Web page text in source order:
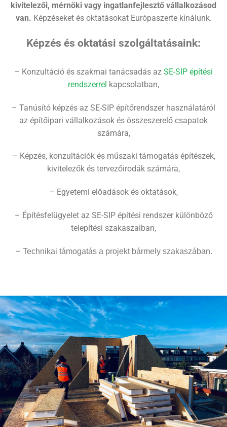
kivitelezői, mérnöki vagy ingatlanfejlesztő vállalkozásod
van. Képzéseket és oktatásokat Európaszerte kínálunk.
Képzés és oktatási szolgáltatásaink:
– Konzultáció és szakmai tanácsadás az SE-SIP építési
rendszerrel kapcsolatban,
– Tanúsító képzés az SE-SIP építőrendszer használatáról
az építőipari vállalkozások és összeszerelő csapatok
számára,
– Képzés, konzultációk és műszaki támogatás építészek,
kivitelezők és tervezőirodák számára,
– Egyetemi előadások és oktatások,
– Építésfelügyelet az SE-SIP építési rendszer különböző
telepítési szakaszaiban,
– Technikai támogatás a projekt bármely szakaszában.